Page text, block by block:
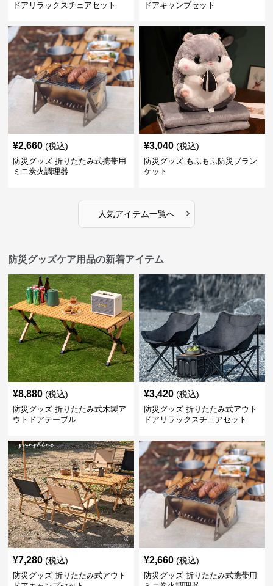
ドアリラックスチェアセット
ドアキャンプセット
¥2,660 (税込)
防災グッズ 折りたたみ式携帯用
ミニ炭火調理器
¥3,040 (税込)
防災グッズ もふもふ防災ブラン
ケット
人気アイテム一覧へ ›
防災グッズケア用品の新着アイテム
¥8,880 (税込)
防災グッズ 折りたたみ式木製ア
ウトドアテーブル
¥3,420 (税込)
防災グッズ 折りたたみ式アウト
ドアリラックスチェアセット
¥7,280 (税込)
防災グッズ 折りたたみ式アウト
¥2,660 (税込)
防災グッズ 折りたたみ式携帯用